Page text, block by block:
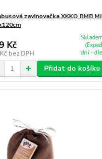
zavinovačka XKKO BMB
Kč
bez DPH
dní -
Přidat do košíku